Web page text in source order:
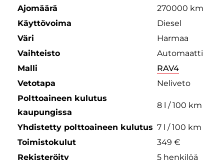
Ajomäärä
270000 km
Käyttövoima
Diesel
Väri
Harmaa
Vaihteisto
Automaatti
Malli
RAV4
Vetotapa
Neliveto
Polttoaineen kulutus
kaupungissa
8 l / 100 km
Yhdistetty polttoaineen kulutus 7 l / 100 km
Toimistokulut
349 €
Rekisteröity
5 henkilöä